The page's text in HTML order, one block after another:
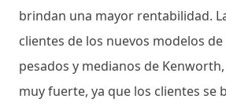
brindan una mayor rentabilidad.
clientes de los nuevos modelos
pesados ​​y medianos de
muy fuerte, ya que los clientes se